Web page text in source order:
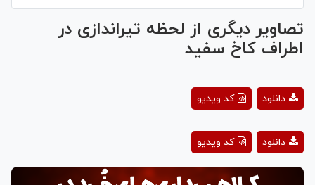
تصاویر دیگری از لحظه تیراندازی در
اطراف کاخ سفید
Playکد ویدیو دانلود
Play
Video
کد ویدیو دانلود